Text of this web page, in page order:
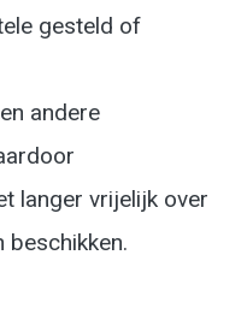
gesteld of
andere
langer vrijelijk over
beschikken.